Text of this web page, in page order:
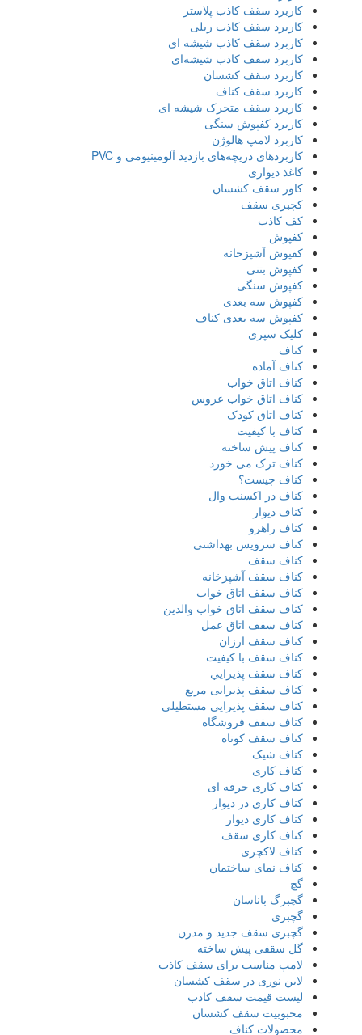
کاربرد سقف کاذب پلاستر
کاربرد سقف کاذب ریلی
کاربرد سقف کاذب شیشه ای
کاربرد سقف کاذب شیشه‌ای
کاربرد سقف کشسان
کاربرد سقف کناف
کاربرد سقف متحرک شیشه ای
کاربرد کفپوش سنگی
کاربرد لامپ هالوژن
کاربردهای دریچه‌های بازدید آلومینیومی و PVC
کاغذ دیواری
کاور سقف کشسان
کچبری سقف
کف کاذب
کفپوش
کفپوش آشپزخانه
کفپوش بتنی
کفپوش سنگی
کفپوش سه بعدی
کفپوش سه بعدی کناف
کلیک سپری
کناف
کناف آماده
کناف اتاق خواب
کناف اتاق خواب عروس
کناف اتاق کودک
کناف با کیفیت
کناف پیش ساخته
کناف ترک می خورد
کناف چیست؟
کناف در اکسنت وال
کناف دیوار
کناف راهرو
کناف سرویس بهداشتی
کناف سقف
کناف سقف آشپزخانه
کناف سقف اتاق خواب
کناف سقف اتاق خواب والدین
کناف سقف اتاق عمل
کناف سقف ارزان
کناف سقف با کیفیت
کناف سقف پذيرايي
کناف سقف پذیرایی مربع
کناف سقف پذیرایی مستطیلی
کناف سقف فروشگاه
کناف سقف کوتاه
کناف شیک
کناف کاری
کناف کاری حرفه ای
کناف کاری در دیوار
کناف کاری دیوار
کناف کاری سقف
کناف لاکچری
کناف نمای ساختمان
گچ
گچبرگ باناسان
گچبری
گچبری سقف جدید و مدرن
گل سقفی پیش ساخته
لامپ مناسب برای سقف کاذب
لاین نوری در سقف کشسان
لیست قیمت سقف کاذب
محبوبیت سقف کشسان
محصولات کناف